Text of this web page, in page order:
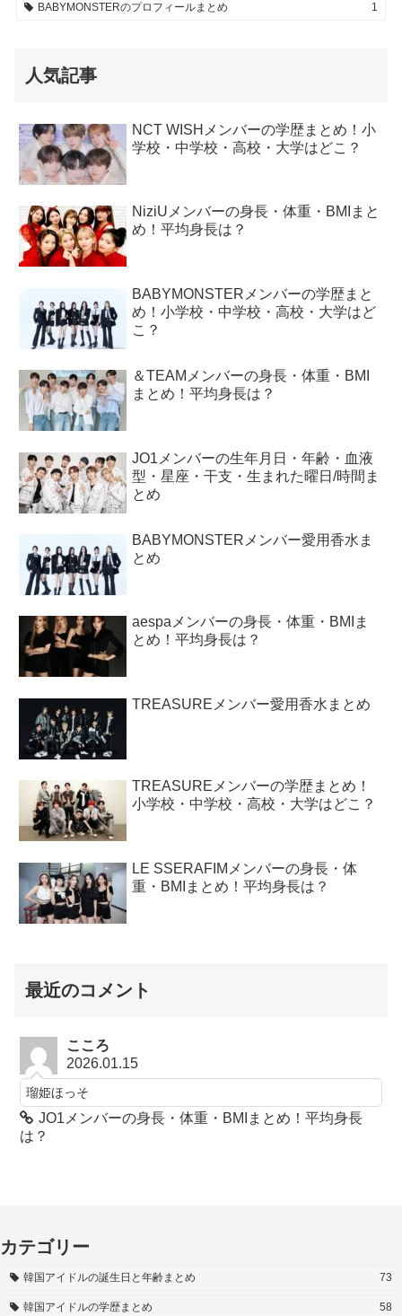
BABYMONSTERのプロフィールまとめ 1
人気記事
NCT WISHメンバーの学歴まとめ！小
学校・中学校・高校・大学はどこ？
NiziUメンバーの身長・体重・BMIまと
め！平均身長は？
BABYMONSTERメンバーの学歴まと
め！小学校・中学校・高校・大学はど
こ？
＆TEAMメンバーの身長・体重・BMI
まとめ！平均身長は？
JO1メンバーの生年月日・年齢・血液
型・星座・干支・生まれた曜日/時間ま
とめ
BABYMONSTERメンバー愛用香水ま
とめ
aespaメンバーの身長・体重・BMIま
とめ！平均身長は？
TREASUREメンバー愛用香水まとめ
TREASUREメンバーの学歴まとめ！
小学校・中学校・高校・大学はどこ？
LE SSERAFIMメンバーの身長・体
重・BMIまとめ！平均身長は？
最近のコメント
こころ
2026.01.15
瑠姫ほっそ
JO1メンバーの身長・体重・BMIまとめ！平均身長
は？
カテゴリー
韓国アイドルの誕生日と年齢まとめ 73
韓国アイドルの学歴まとめ 58